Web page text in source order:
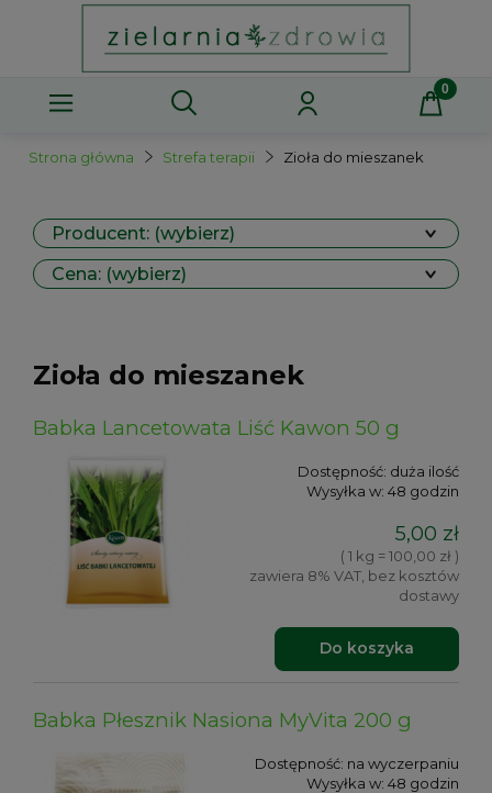
Strona główna Strefa terapii Zioła do mieszanek
Producent: (wybierz)
Cena: (wybierz)
Zioła do mieszanek
Babka Lancetowata Liść Kawon 50 g
Dostępność: duża ilość
Wysyłka w: 48 godzin
5,00 zł
( 1 kg = 100,00 zł )
zawiera 8% VAT, bez kosztów
dostawy
Do koszyka
Babka Płesznik Nasiona MyVita 200 g
Dostępność: na wyczerpaniu
Wysyłka w: 48 godzin